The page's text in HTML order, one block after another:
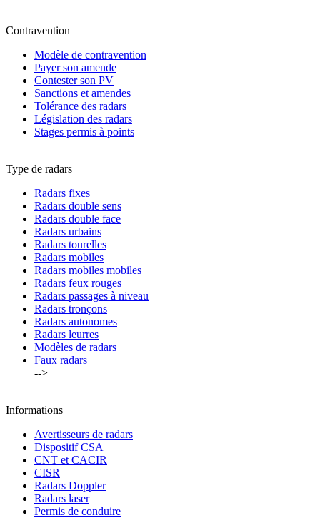
Contravention
Modèle de contravention
Payer son amende
Contester son PV
Sanctions et amendes
Tolérance des radars
Législation des radars
Stages permis à points
Type de radars
Radars fixes
Radars double sens
Radars double face
Radars urbains
Radars tourelles
Radars mobiles
Radars mobiles mobiles
Radars feux rouges
Radars passages à niveau
Radars tronçons
Radars autonomes
Radars leurres
Modèles de radars
Faux radars
-->
Informations
Avertisseurs de radars
Dispositif CSA
CNT et CACIR
CISR
Radars Doppler
Radars laser
Permis de conduire